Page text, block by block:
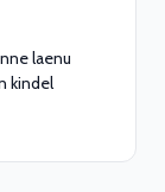
laenu
kindel